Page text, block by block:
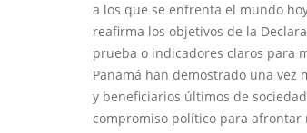
a los que se enfrenta el mundo
reafirma los objetivos de la
prueba o indicadores claros para
Panamá han demostrado una
y beneficiarios últimos de
compromiso político para afrontar